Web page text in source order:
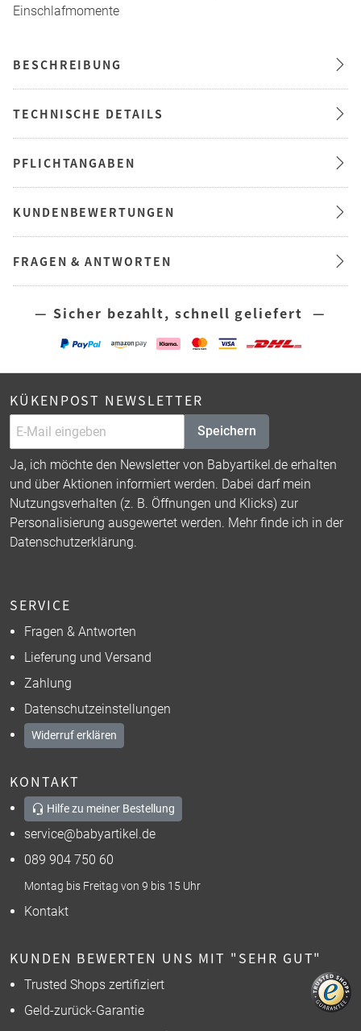
Einschlafmomente
BESCHREIBUNG
TECHNISCHE DETAILS
PFLICHTANGABEN
KUNDENBEWERTUNGEN
FRAGEN & ANTWORTEN
— Sicher bezahlt, schnell geliefert —
KÜKENPOST NEWSLETTER
Speichern
Ja, ich möchte den Newsletter von Babyartikel.de erhalten
und über Aktionen informiert werden. Dabei darf mein
Nutzungsverhalten (z. B. Öffnungen und Klicks) zur
Personalisierung ausgewertet werden. Mehr finde ich in der
Datenschutzerklärung.
SERVICE
Fragen & Antworten
Lieferung und Versand
Zahlung
Datenschutzeinstellungen
Widerruf erklären
KONTAKT
Hilfe zu meiner Bestellung
service@babyartikel.de
089 904 750 60
Montag bis Freitag von 9 bis 15 Uhr
Kontakt
KUNDEN BEWERTEN UNS MIT "SEHR GUT"
Trusted Shops zertifiziert
Geld-zurück-Garantie